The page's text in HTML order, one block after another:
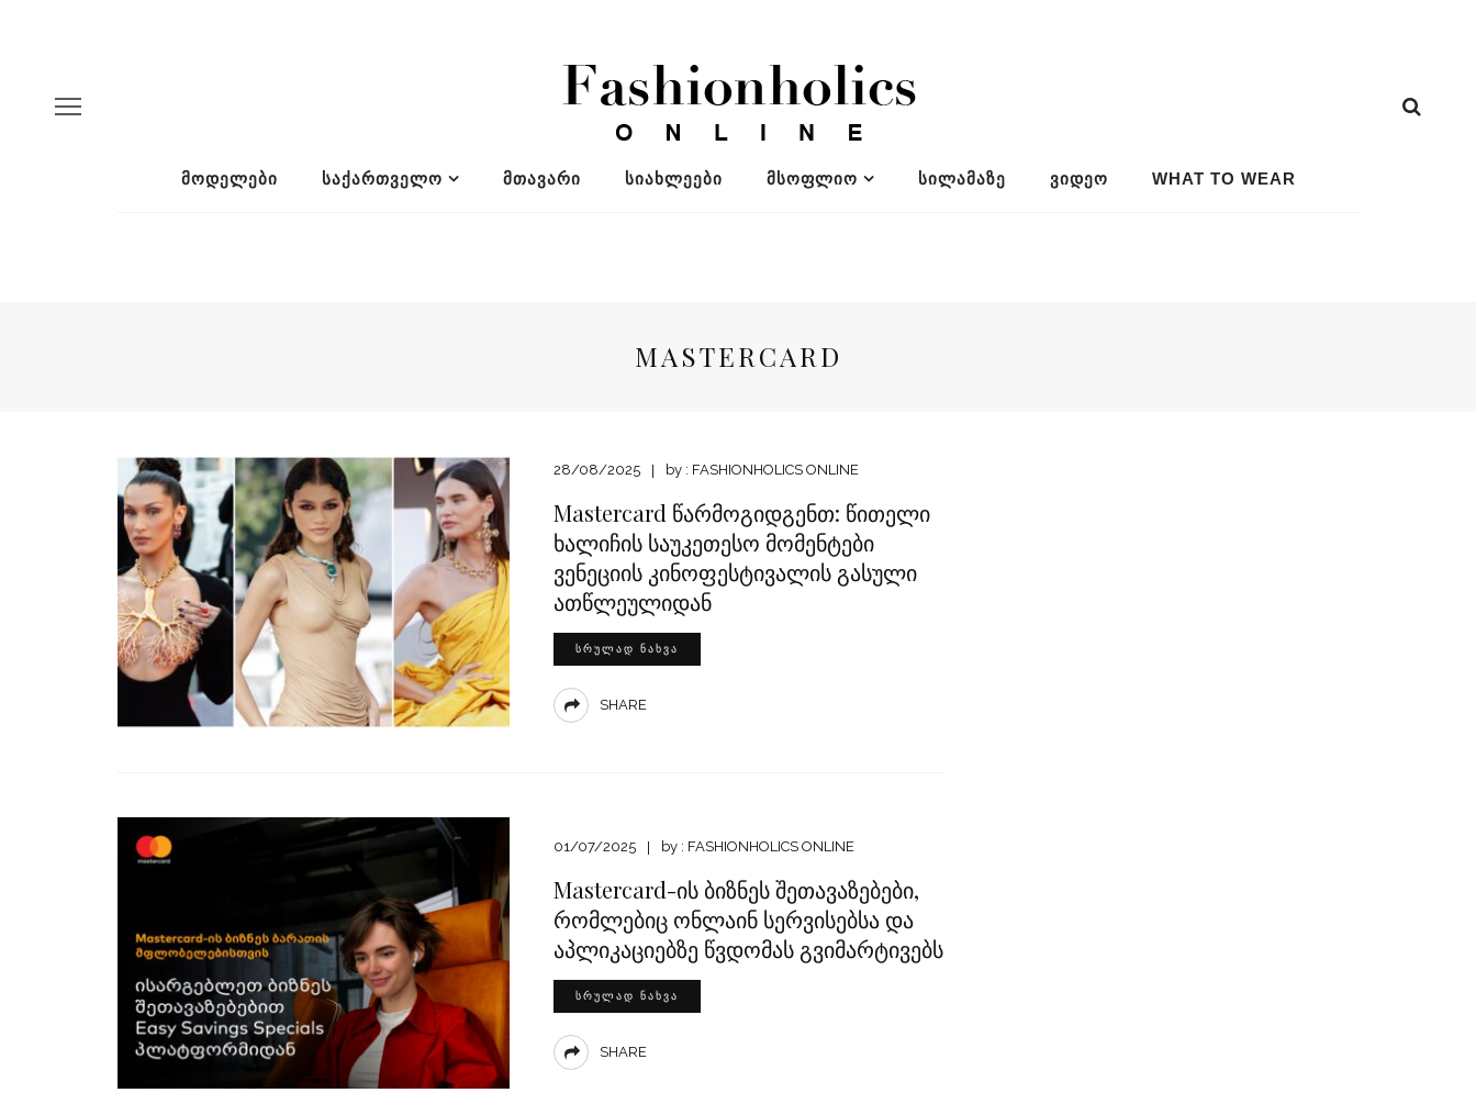
ᲛᲝᲓᲔᲚᲔᲑᲘ ᲡᲐᲥᲐᲠᲗᲕᲔᲚᲝ ᲛᲗᲐᲕᲐᲠᲘ ᲡᲘᲐᲮᲚᲔᲔᲑᲘ ᲛᲡᲝᲤᲚᲘᲝ ᲡᲘᲚᲐᲛᲐᲖᲔ ᲕᲘᲓᲔᲝ WHAT TO WEAR
MASTERCARD
28/08/2025 by : FASHIONHOLICS ONLINE
Mastercard წარმოგიდგენთ: წითელი
ხალიჩის საუკეთესო მომენტები
ვენეციის კინოფესტივალის გასული
ათწლეულიდან
ᲡᲠᲣᲚᲐᲓ ᲜᲐᲮᲕᲐ
SHARE
01/07/2025 by : FASHIONHOLICS ONLINE
Mastercard-ის ბიზნეს შეთავაზებები,
რომლებიც ონლაინ სერვისებსა და
აპლიკაციებზე წვდომას გვიმარტივებს
ᲡᲠᲣᲚᲐᲓ ᲜᲐᲮᲕᲐ
SHARE